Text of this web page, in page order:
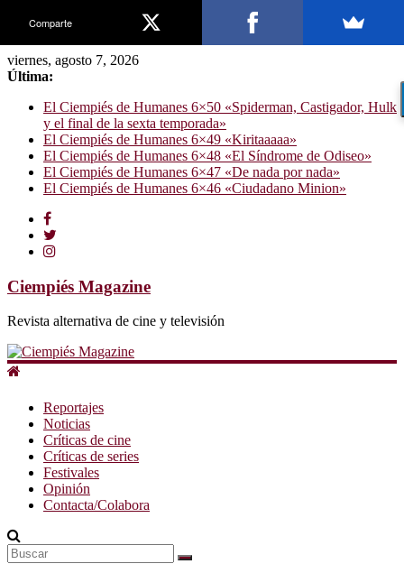
viernes, agosto 7, 2026
Última:
El Ciempiés de Humanes 6×50 «Spiderman, Castigador, Hulk
y el final de la sexta temporada»
El Ciempiés de Humanes 6×49 «Kiritaaaaa»
El Ciempiés de Humanes 6×48 «El Síndrome de Odiseo»
El Ciempiés de Humanes 6×47 «De nada por nada»
El Ciempiés de Humanes 6×46 «Ciudadano Minion»
Ciempiés Magazine
Revista alternativa de cine y televisión
Reportajes
Noticias
Críticas de cine
Críticas de series
Festivales
Opinión
Contacta/Colabora
Comparte